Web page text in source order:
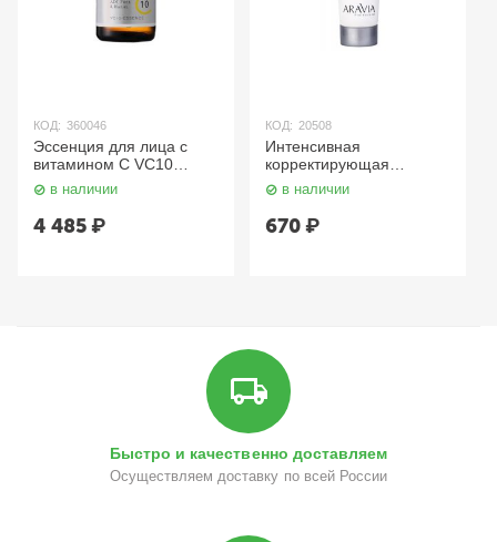
КОД: 360046
Эссенция для лица с
витамином С VC10
ESSENCE KEANA
BEAUTE 30 мл
MEISHOKU
в наличии
4 485₽
КОД: 20508
Интенсивная
корректирующая
эссенция для жирной и
проблемной кожи Anti-
Acne Corrective Essence,
50 мл. Aravia
в наличии
670₽
Быстро и качественно доставляем
Осуществляем доставку по всей России